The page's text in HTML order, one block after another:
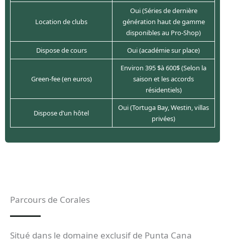
Location de clubs
Oui (Séries de dernière
génération haut de gamme
disponibles au Pro-Shop)
Dispose de cours
Oui (académie sur place)
Green-fee (en euros)
Environ 395 $à 600$ (Selon la
saison et les accords
résidentiels)
Dispose d’un hôtel
Oui (Tortuga Bay, Westin, villas
privées)
Parcours de Corales
Situé dans le domaine exclusif de Punta Cana